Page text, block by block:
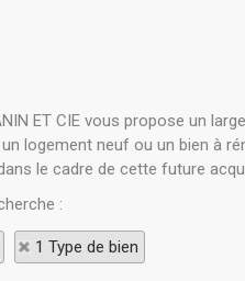
ET CIE vous propose un
logement neuf ou un bien à
le cadre de cette future
:
1 Type de bien